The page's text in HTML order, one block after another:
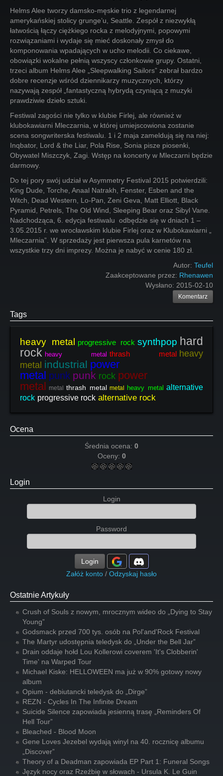
Helms Alee tworzy damsko-męskie trio z legendarnej
amerykańskiej stolicy grunge’u, Seattle. Zespół z niezwykłą
łatwością łączy ciężkiego rocka z melodyjnymi, popowymi
rozwiązaniami i wydaje się mieć doskonały zmysł do
komponowania wpadających w ucho melodii. Co ciekawe,
obowiązki wokalne pełnią wszyscy członkowie grupy. Ostatni,
trzeci album Helms Alee „Sleepwalking Sailors” zebrał bardzo
dobre recenzje wśród dziennikarzy muzycznych, którzy
nazywają zespół „fantastyczną hybrydą czyniącą z muzyki
prawdziwie dzieło sztuki.
Festiwal zagości nie tylko w klubie Firlej, ale również w
klubokawiarni Mleczarnia, w której umiejscowiona zostanie
scena songwriterska festiwalu. 1 i 2 maja zameldują się na niej:
Inqbator, Lord & the Liar, Pola Rise, Sonia pisze piosenki,
Obywatel Miszczyk, Zagi. Wstęp na koncerty w Mleczarni będzie
darmowy.
Do tej pory swój udział w Asymmetry Festival 2015 potwierdzili:
King Dude, Torche, Anaal Natrakh, Fenster, Esben and the
Witch, Dead Western, Lo-Pan, Zeni Geva, Matt Elliott, Black
Pyramid, Petrels, The Old Wind, Sleeping Bear oraz Sibyl Vane.
Nadchodząca, 6. edycja festiwalu odbędzie się w dniach 1 –
3.05.2015 r. we wrocławskim klubie Firlej oraz w Klubokawiarni „
Mleczarnia”. W sprzedaży jest pierwsza pula karnetów na
wszystkie trzy dni imprezy. Można je nabyć w cenie 180 zł.
Autor: Teufel
Zaakceptowane przez: Rhenawen
Wysłano: 2015-02-10
Komentarz
Tags
heavy metal progressive rock synthpop hard
rock heavy metal thrash metal heavy
metal industrial power
metal punk punk rock power
metal metal thrash metal metal heavy metal alternative
rock progressive rock alternative rock
Ocena
Średnia ocena: 0
Oceny: 0
Login
Login
Password
Login
Załóż konto / Odzyskaj hasło
Ostatnie Artykuły
Crush of Souls z nowym, mrocznym wideo do „Dying to Stay
Young”
Godsmack przed 700 tys. osób na Pol'and'Rock Festival
The Martyr udostępnia teledysk do „Under the Bell Jar”
Drain oddaje hołd Lou Kollerowi coverem 'It's Clobberin'
Time' na Warped Tour
Michael Kiske: HELLOWEEN ma już w 90% gotowy nowy
album
Opium - debiutancki teledysk do „Dirge”
REZN - Cycles In The Infinite Dream
Suicide Silence zapowiada jesienną trasę „Reminders Of
Hell Tour”
Bleached - Blood Moon
Gene Loves Jezebel wydają winyl na 40. rocznicę albumu
„Discover”
Theory of a Deadman zapowiada EP Part 1: Funeral Songs
Język nocy oraz Rzeźbię w słowach - Ursula K. Le Guin